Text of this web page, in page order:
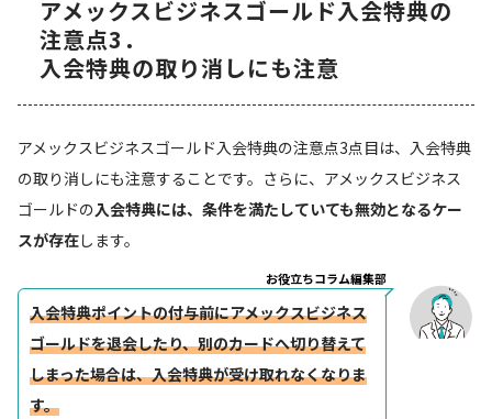
アメックスビジネスゴールド入会特典の
注意点3．
入会特典の取り消しにも注意
アメックスビジネスゴールド入会特典の注意点3点目は、入会特典
の取り消しにも注意することです。さらに、アメックスビジネス
ゴールドの入会特典には、条件を満たしていても無効となるケー
スが存在します。
お役立ちコラム編集部
入会特典ポイントの付与前にアメックスビジネス
ゴールドを退会したり、別のカードへ切り替えて
しまった場合は、入会特典が受け取れなくなりま
す。